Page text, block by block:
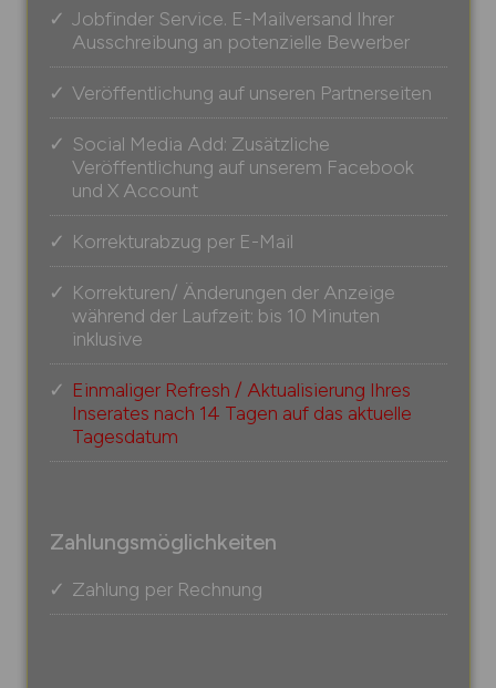
Jobfinder Service. E-Mailversand Ihrer
Ausschreibung an potenzielle Bewerber
Veröffentlichung auf unseren Partnerseiten
Social Media Add: Zusätzliche
Veröffentlichung auf unserem Facebook
und X Account
Korrekturabzug per E-Mail
Korrekturen/ Änderungen der Anzeige
während der Laufzeit: bis 10 Minuten
inklusive
Einmaliger Refresh / Aktualisierung Ihres
Inserates nach 14 Tagen auf das aktuelle
Tagesdatum
Zahlungsmöglichkeiten
Zahlung per Rechnung